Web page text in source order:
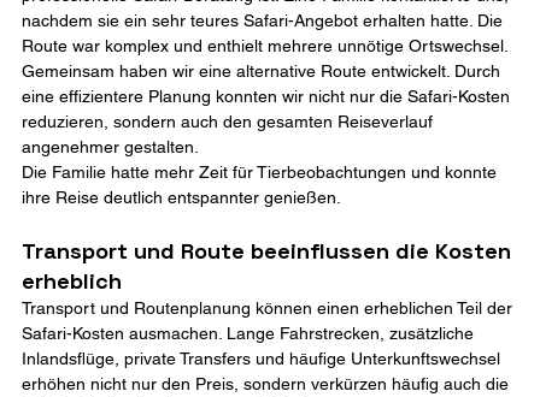
nachdem sie ein sehr teures Safari-Angebot erhalten hatte. Die
Route war komplex und enthielt mehrere unnötige Ortswechsel.
Gemeinsam haben wir eine alternative Route entwickelt. Durch
eine effizientere Planung konnten wir nicht nur die Safari-Kosten
reduzieren, sondern auch den gesamten Reiseverlauf
angenehmer gestalten.
Die Familie hatte mehr Zeit für Tierbeobachtungen und konnte
ihre Reise deutlich entspannter genießen.
Transport und Route beeinflussen die Kosten
erheblich
Transport und Routenplanung können einen erheblichen Teil der
Safari-Kosten ausmachen. Lange Fahrstrecken, zusätzliche
Inlandsflüge, private Transfers und häufige Unterkunftswechsel
erhöhen nicht nur den Preis, sondern verkürzen häufig auch die